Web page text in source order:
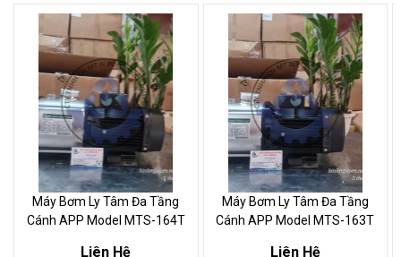
Máy Bơm Ly Tâm Đa Tầng
Cánh APP Model MTS-164T
Liên Hệ
Máy Bơm Ly Tâm Đa Tầng
Cánh APP Model MTS-163T
Liên Hệ